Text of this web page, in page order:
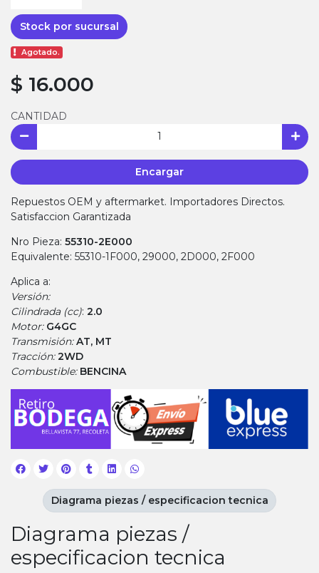
Stock por sucursal
Agotado.
$ 16.000
CANTIDAD
Encargar
Repuestos OEM y aftermarket. Importadores Directos.
Satisfaccion Garantizada
Nro Pieza: 55310-2E000
Equivalente: 55310-1F000, 29000, 2D000, 2F000
Aplica a:
Versión:
Cilindrada (cc): 2.0
Motor: G4GC
Transmisión:AT, MT
Tracción:2WD
Combustible: BENCINA
Diagrama piezas /
especificacion tecnica
Diagrama piezas / especificacion tecnica